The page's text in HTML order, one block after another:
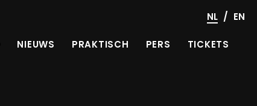
NIEUWS PRAKTISCH PERS TICKETS
NL / EN